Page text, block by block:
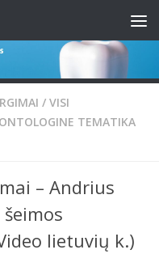
/ VISI
TEMATIKA
– Andrius
lietuvių k.)